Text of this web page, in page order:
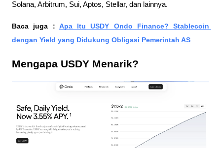
Solana, Arbitrum, Sui, Aptos, Stellar, dan lainnya.
Baca juga : Apa Itu USDY Ondo Finance? Stablecoin
dengan Yield yang Didukung Obligasi Pemerintah AS
Mengapa USDY Menarik?